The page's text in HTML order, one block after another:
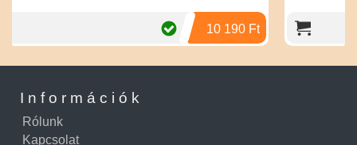
10 190 Ft
Információk
Rólunk
Kapcsolat